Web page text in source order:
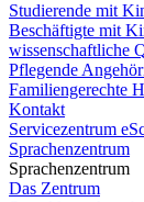
Studierende mit
Beschäftigte mit
wissenschaftliche
Pflegende
Familiengerechte
Kontakt
Servicezentrum
Sprachenzentrum
Sprachenzentrum
Das Zentrum